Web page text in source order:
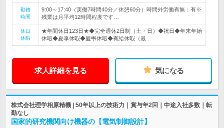
勤務
時間
9:00～17:40（実働7時間40分／休憩60分）時間外労働有無：有※
残業は月平均12時間程度です…
休日
休暇
★年間休日123日★◆完全週休2日制（土・日）◆祝日◆年末年始
休暇◆夏季休暇◆慶弔休暇◆有給休暇（最…
求人詳細を見る 気になる
株式会社理学相原精機 | 50年以上の技術力｜賞与年2回｜中途入社多数｜転
勤なし
国家的研究機関向け機器の【電気制御設計】